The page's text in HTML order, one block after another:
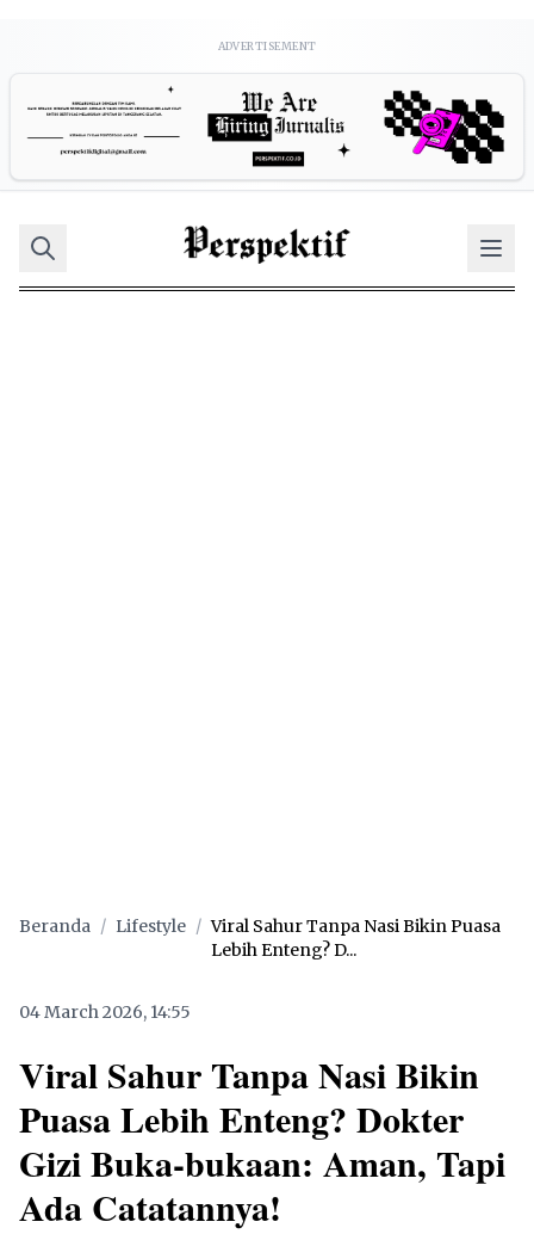
ADVERTISEMENT
Beranda / Lifestyle / Viral Sahur Tanpa Nasi Bikin Puasa
Lebih Enteng? D...
04 March 2026, 14:55
Viral Sahur Tanpa Nasi Bikin
Puasa Lebih Enteng? Dokter
Gizi Buka-bukaan: Aman, Tapi
Ada Catatannya!